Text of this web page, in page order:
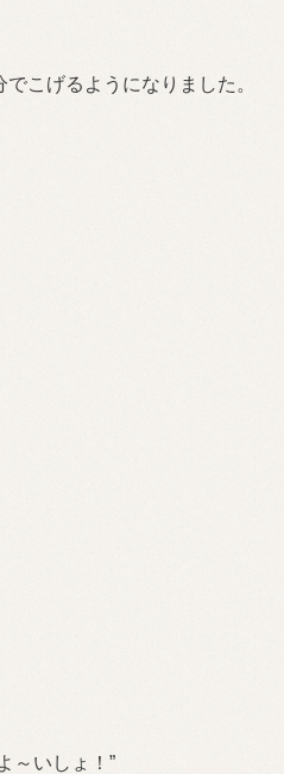
こげるようになりました。
～いしょ！”